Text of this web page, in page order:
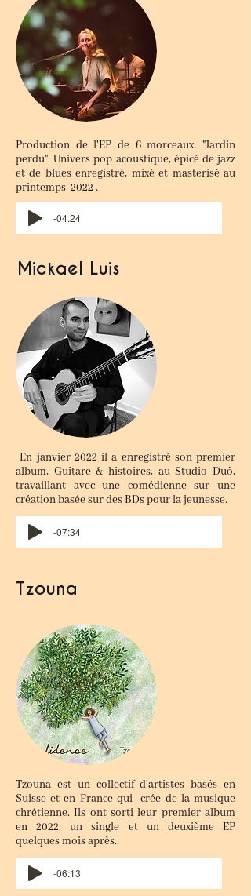
Production de l'EP de 6 morceaux, "Jardin
perdu". Univers pop acoustique, épicé de jazz
et de blues enregistré, mixé et masterisé au
printemps 2022 .
-04:24
Mickael Luis
En janvier 2022 il a enregistré son premier
album, Guitare & histoires, au Studio Duô,
travaillant avec une comédienne sur une
création basée sur des BDs pour la jeunesse.
-07:34
Tzouna
Tzouna est un collectif d’artistes basés en
Suisse et en France qui crée de la musique
chrétienne. Ils ont sorti leur premier album
en 2022, un single et un deuxième EP
quelques mois après..
-06:13